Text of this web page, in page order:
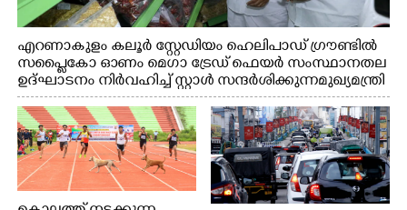
എറണാകുളം കലൂർ സ്റ്റേഡിയം ഹെലിപാഡ് ഗ്രൗണ്ടിൽ
സപ്ളൈകോ ഓണം മെഗാ ട്രേഡ് ഫെയർ സംസ്ഥാനതല
ഉദ്ഘാടനം നിർവഹിച്ച് സ്റ്റാൾ സന്ദർശിക്കുന്ന മുഖ്യമന്ത്രി
വി.ഡി. സതീശൻ. മന്ത്രി അനൂപ് ജേക്കബ് സമീപം